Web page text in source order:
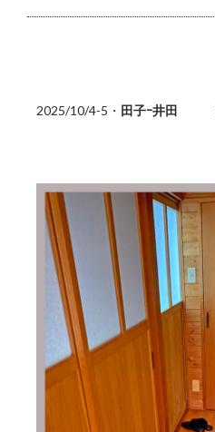
2025/10/4-5・ 田子ｰ井田